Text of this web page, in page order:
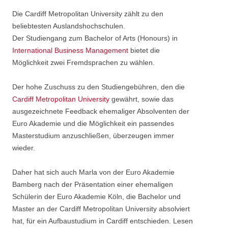
Die Cardiff Metropolitan University zählt zu den
beliebtesten Auslandshochschulen.
Der Studiengang zum Bachelor of Arts (Honours) in
International Business Management bietet die
Möglichkeit zwei Fremdsprachen zu wählen.
Der hohe Zuschuss zu den Studiengebühren, den die
Cardiff Metropolitan University gewährt, sowie das
ausgezeichnete Feedback ehemaliger Absolventen der
Euro Akademie und die Möglichkeit ein passendes
Masterstudium anzuschließen, überzeugen immer
wieder.
Daher hat sich auch Marla von der Euro Akademie
Bamberg nach der Präsentation einer ehemaligen
Schülerin der Euro Akademie Köln, die Bachelor und
Master an der Cardiff Metropolitan University absolviert
hat, für ein Aufbaustudium in Cardiff entschieden. Lesen